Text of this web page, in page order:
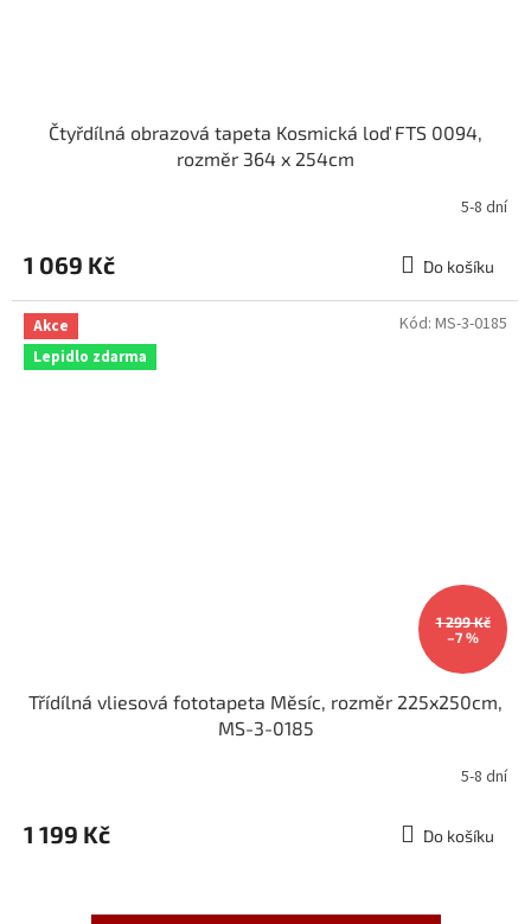
Čtyřdílná obrazová tapeta Kosmická loď FTS 0094,
rozměr 364 x 254cm
5-8 dní
1 069 Kč Do košíku
Akce
Lepidlo zdarma
1 299 Kč
–7 %
Třídílná vliesová fototapeta Měsíc, rozměr 225x250cm,
MS-3-0185
5-8 dní
1 199 Kč Do košíku
Kód: MS-3-0185